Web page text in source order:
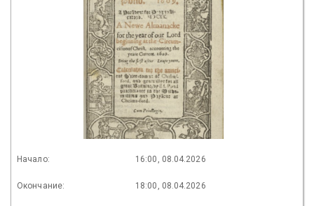
Начало: 16:00, 08.04.2026
Окончание: 18:00, 08.04.2026